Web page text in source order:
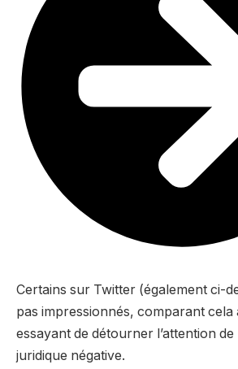
Certains sur Twitter (également ci-
pas impressionnés, comparant cela
essayant de détourner l’attention
juridique négative.